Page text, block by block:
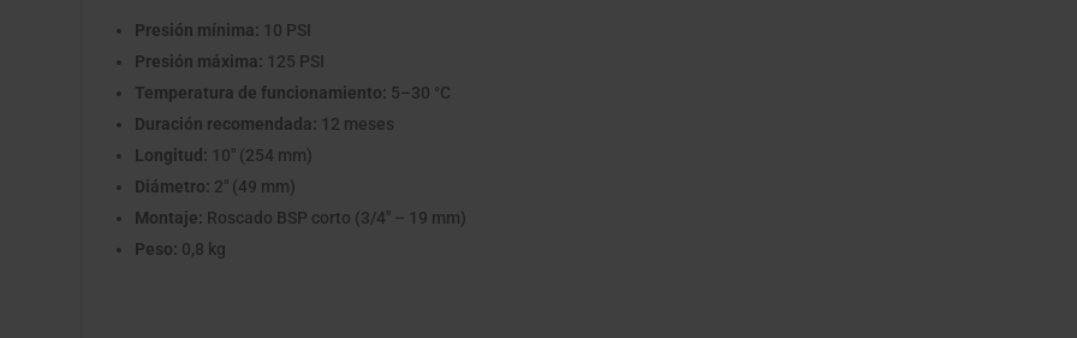
Presión mínima: 10 PSI
Presión máxima: 125 PSI
Temperatura de funcionamiento: 5–30 °C
Duración recomendada: 12 meses
Longitud: 10" (254 mm)
Diámetro: 2" (49 mm)
Montaje: Roscado BSP corto (3/4" – 19 mm)
Peso: 0,8 kg